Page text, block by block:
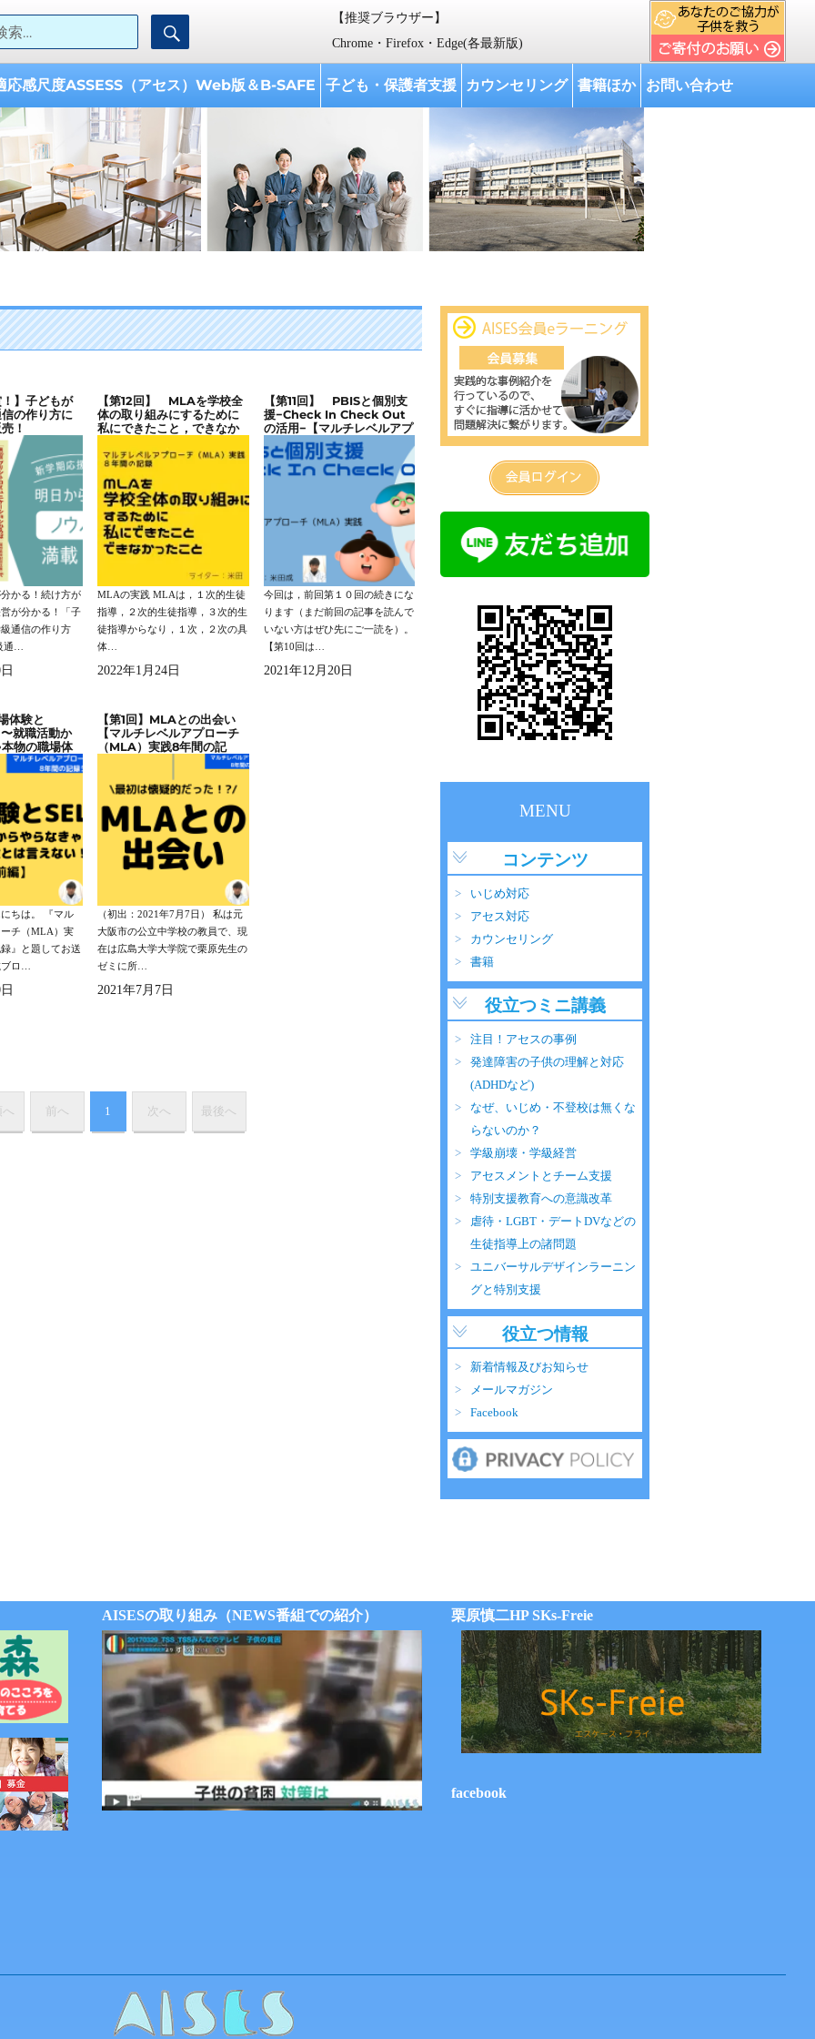
AISES】学校教育開発研究所
『学校教育開発研究所』は、 「子どもと学校への支援、 教育に携わる人材育成を行い、 我が国をはじめ世界各国の教育の向上に寄与する」 ことを目
として設立されました。
検索:
検
【推奨ブラウザー】
Chrome・Firefox・Edge(各最新版)
応感尺度ASSESS（アセス）Web版＆B-SAFE 子ども・保護者支援 カウンセリング 書籍ほか お問い合わせ
！】子どもが
の作り方に
！
かる！続け方が
が分かる！「子
級通信の作り方
通…
【第12回】 MLAを学校全
体の取り組みにするために
私にできたこと，できなか
プローチ（MLA）実践 ８
年間の記録】
MLAの実践 MLAは，１次的生徒
指導，２次的生徒指導，３次的生
徒指導からなり，１次，２次の具
体…
2022年1月24日
【第11回】 PBISと個別支
援−Check In Check Out
の活用−【マルチレベルアプ
ローチ（MLA）実践 ８年
間の記録】
今回は，前回第１０回の続きにな
ります（まだ前回の記事を読んで
いない方はぜひ先にご一読を）。
【第10回は…
2021年12月20日
体験と
就職活動か
物の職場体
い！〜【マル
ローチ
ちは。 『マル
チ（MLA）実
』と題してお送
ロ…
【第1回】MLAとの出会い
【マルチレベルアプローチ
（MLA）実践8年間の記
（初出：2021年7月7日） 私は元
大阪市の公立中学校の教員で、現
在は広島大学大学院で栗原先生の
ゼミに所…
2021年7月7日
へ 前へ 1 次へ 最後へ
MENU
コンテンツ
いじめ対応
アセス対応
カウンセリング
書籍
役立つミニ講義
注目！アセスの事例
発達障害の子供の理解と対応
(ADHDなど)
なぜ、いじめ・不登校は無くな
らないのか？
学級崩壊・学級経営
アセスメントとチーム支援
特別支援教育への意識改革
虐待・LGBT・デートDVなどの
生徒指導上の諸問題
ユニバーサルデザインラーニン
グと特別支援
役立つ情報
新着情報及びお知らせ
メールマガジン
Facebook
AISESの取り組み（NEWS番組での紹介） 栗原慎二HP SKs-Freie
facebook